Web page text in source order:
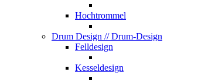
Hochtrommel
Drum Design // Drum-Design
Felldesign
Kesseldesign